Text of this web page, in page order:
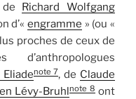
Richard Wolfgang
d’«engramme » (ou «
proches de ceux de
note 7, de Claude
Lévy-Bruhlnote 8ont